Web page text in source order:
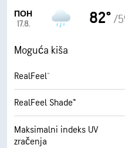
ПОН
17.8.
82° /
Moguća kiša
RealFeel®
RealFeel Shade™
Maksimalni indeks UV
zračenja